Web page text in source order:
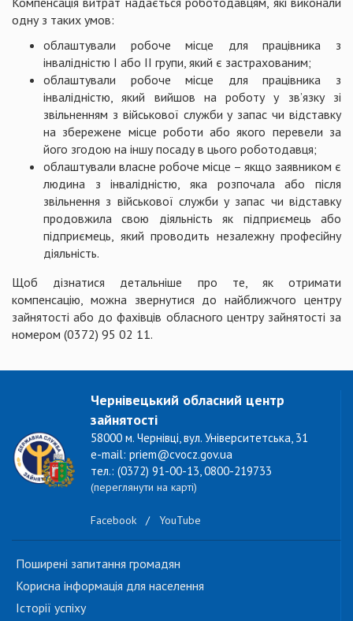
одну з таких умов:
облаштували робоче місце для працівника з
інвалідністю I або II групи, який є застрахованим;
облаштували робоче місце для працівника з
інвалідністю, який вийшов на роботу у зв’язку зі
звільненням з військової служби у запас чи відставку
на збережене місце роботи або якого перевели за
його згодою на іншу посаду в цього роботодавця;
облаштували власне робоче місце – якщо заявником є
людина з інвалідністю, яка розпочала або після
звільнення з військової служби у запас чи відставку
продовжила свою діяльність як підприємець або
підприємець, який проводить незалежну професійну
діяльність.
Щоб дізнатися детальніше про те, як отримати
компенсацію, можна звернутися до найближчого центру
зайнятості або до фахівців обласного центру зайнятості за
номером (0372) 95 02 11.
Чернівецький обласний центр
зайнятості
58000 м. Чернівці, вул. Університетська, 31
e-mail: priem@cvocz.gov.ua
тел.: (0372) 91-00-13, 0800-219733
(переглянути на карті)
Facebook / YouTube
Поширені запитання громадян
Корисна інформація для населення
Історії успіху